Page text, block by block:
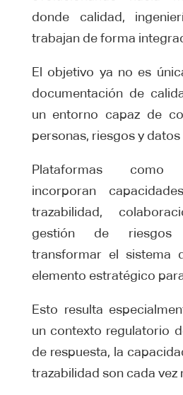
donde calidad,
trabajan de forma
El objetivo ya no es
documentación de
un entorno capaz de
personas, riesgos y
Plataformas como
incorporan
trazabilidad,
gestión de riesgos
transformar el sistema
elemento estratégico
Esto resulta
un contexto regulatorio
de respuesta, la
trazabilidad son cada vez